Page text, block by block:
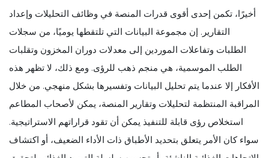
أخيرًا، تكمن إحدى أقوى قدرات المنصة في وظائف التحليلات وإعداد
التقارير. إن مجموعة البيانات التي تلتقطها يوميًا، من سجلات
الطلبات وتفاعلات الموردين إلى معدلات دوران المخزون وتقلبات
الطلب الموسمية، هي منجم ذهب للرؤى. ومع ذلك، لا تظهر هذه
الأفكار إلا عندما يتم تحليل البيانات وتفسيرها بشكل منهجي. من خلال
المراقبة المنتظمة لتحليلات وتقارير المنصة، يمكن لأصحاب المطاعم
استخلاص رؤى قابلة للتنفيذ يمكن أن تقود قراراتهم الاستراتيجية.
سواء كان الأمر يتعلق بتحديد الأطباق ذات الأداء الضعيف، أو اكتشاف